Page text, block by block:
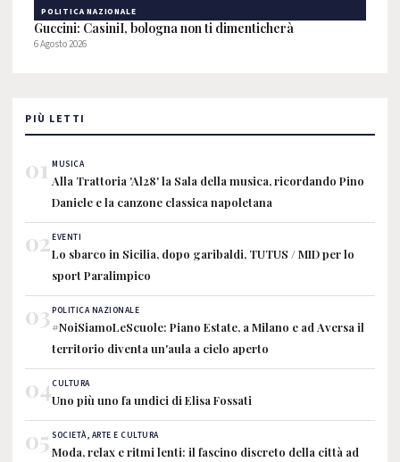
POLITICA NAZIONALE
Guccini: CasiniI, bologna non ti dimenticherà
6 Agosto 2026
PIÙ LETTI
01 MUSICA
Alla Trattoria 'Al28' la Sala della musica, ricordando Pino
Daniele e la canzone classica napoletana
02EVENTI
Lo sbarco in Sicilia, dopo garibaldi, TUTUS / MID per lo
sport Paralimpico
03POLITICA NAZIONALE
#NoiSiamoLeScuole: Piano Estate, a Milano e ad Aversa il
territorio diventa un'aula a cielo aperto
04CULTURA
Uno più uno fa undici di Elisa Fossati
05 SOCIETÀ, ARTE E CULTURA
Moda, relax e ritmi lenti: il fascino discreto della città ad